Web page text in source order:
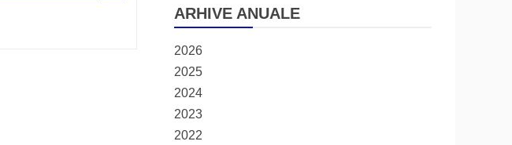
ARHIVE ANUALE
2026
2025
2024
2023
2022